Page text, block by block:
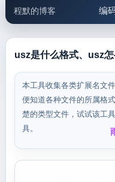
程默的博客 编
邮件工具 生
5.1
usz是什么格式、usz
本工具收集各类扩展名文
便知道各种文件的所属格
楚的类型文件，试试该工
具。